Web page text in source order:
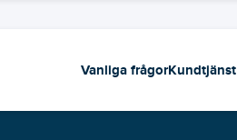
Vanliga frågorKundtjänst